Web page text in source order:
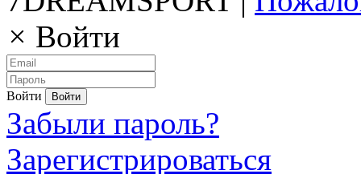
× Войти
Войти
Забыли пароль?
Зарегистрироваться